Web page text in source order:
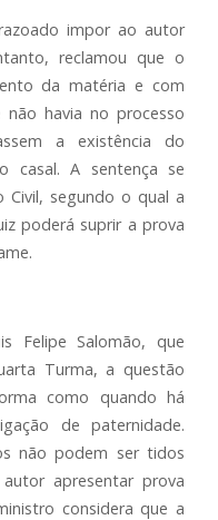
impor ao autor
reclamou que o
da matéria e com
havia no processo
a existência do
casal. A sentença se
segundo o qual a
poderá suprir a prova
Felipe Salomão, que
Turma, a questão
como quando há
de paternidade.
não podem ser tidos
apresentar prova
considera que a